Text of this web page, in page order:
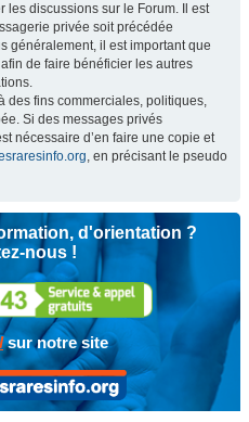
les discussions sur le Forum. Il est
privée soit précédée
généralement, il est important que
de faire bénéficier les autres
des fins commerciales, politiques,
Si des messages privés
nécessaire d’en faire une copie et
, en précisant le pseudo
d'orientation ?
nous !
sur notre site